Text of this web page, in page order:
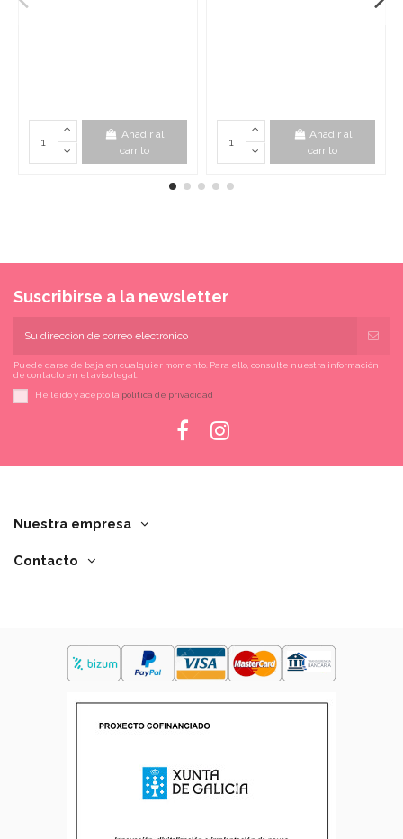
Añadir al
carrito
Añadir al
carrito
Suscribirse a la newsletter
Puede darse de baja en cualquier momento. Para ello, consulte nuestra información
de contacto en el aviso legal.
He leído y acepto la política de privacidad
Nuestra empresa
Contacto